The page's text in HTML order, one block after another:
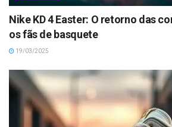
Nike KD 4 Easter: O retorno das
os fãs de basquete
19/03/2025